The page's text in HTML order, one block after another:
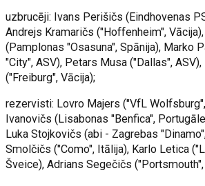
uzbrucēji: Ivans Perišičs (Eindhovenas
Andrejs Kramaričs ("Hoffenheim",
(Pamplonas "Osasuna", Spānija), Marko
"City", ASV), Petars Musa ("Dallas",
("Freiburg", Vācija);
rezervisti: Lovro Majers ("VfL
Ivanovičs (Lisabonas "Benfica",
Luka Stojkovičs (abi - Zagrebas
Smolčičs ("Como", Itālija), Karlo Letica
Šveice), Adrians Segečičs ("Portsmouth",